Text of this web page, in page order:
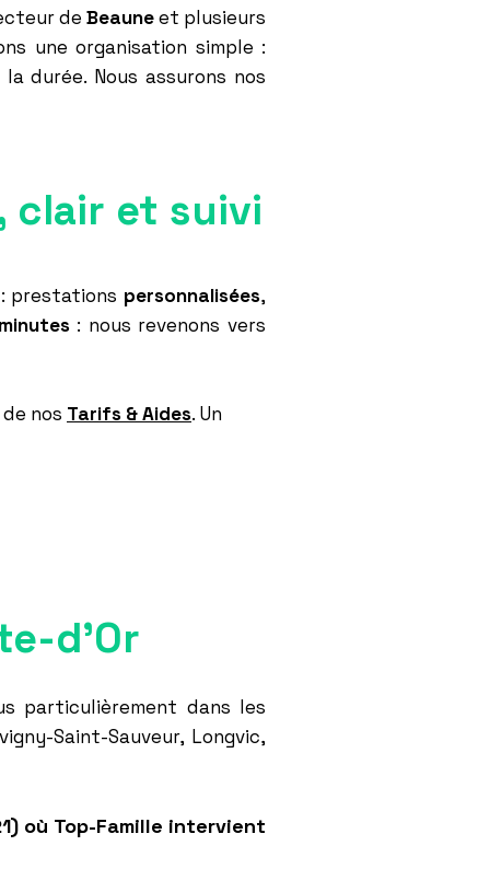
de Beauneet plusieurs
une organisation simple :
durée. Nous assurons nos
clair et suivi
prestations personnalisées,
: nous revenons vers
nos Tarifs & Aides. Un
d'Or
particulièrement dans les
Saint-Sauveur, Longvic,
où Top-Famille intervient